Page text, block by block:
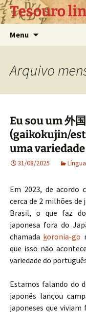
Pular
paraTesouro
Menu
Arquivo
Eu sou um 外
(gaikokujin/
uma
31/08/2025
Em 2023, de acordo
cerca de 2 milhões de
Brasil, o que faz
japonesa fora do
chamada koronia-go
que isso não
variedade do
Estamos falando do
japonês lançou
japoneses que